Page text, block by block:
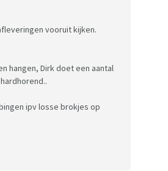
vooruit kijken.
hangen, Dirk doet een aantal
ipv losse brokjes op